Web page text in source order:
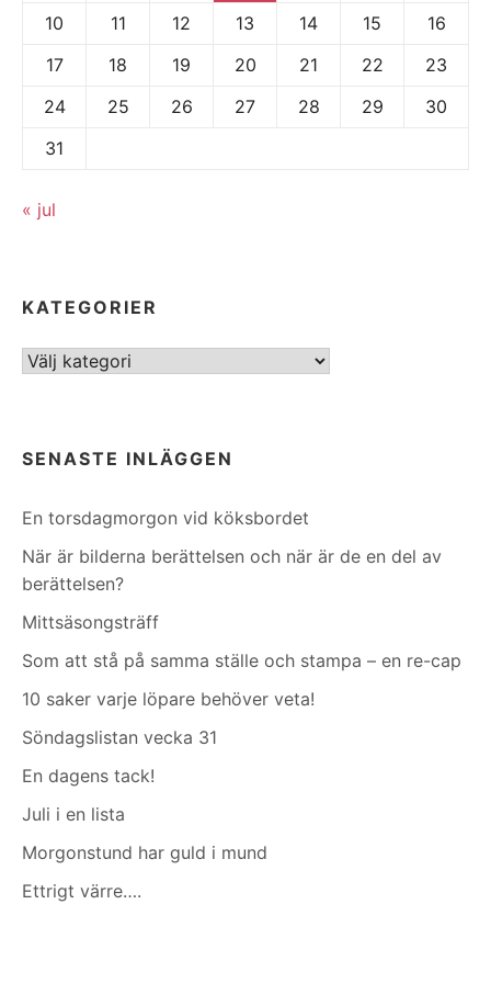
10
11 12 13 14 15
16
17
18 19 20 21 22
23
24
25 26 27 28 29
30
31
« jul
KATEGORIER
Kategorier
SENASTE INLÄGGEN
En torsdagmorgon vid köksbordet
När är bilderna berättelsen och när är de en del av
berättelsen?
Mittsäsongsträff
Som att stå på samma ställe och stampa – en re-cap
10 saker varje löpare behöver veta!
Söndagslistan vecka 31
En dagens tack!
Juli i en lista
Morgonstund har guld i mund
Ettrigt värre….